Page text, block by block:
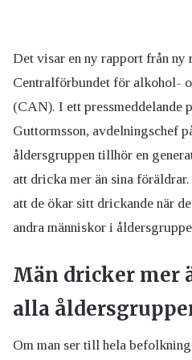
Det visar en ny rapport från ny
Centralförbundet för alkohol-
(CAN). I ett pressmeddelande
Guttormsson, avdelningschef
åldersgruppen tillhör en
att dricka mer än sina
att de ökar sitt drickande när
andra människor i
Män dricker mer
alla
Om man ser till hela